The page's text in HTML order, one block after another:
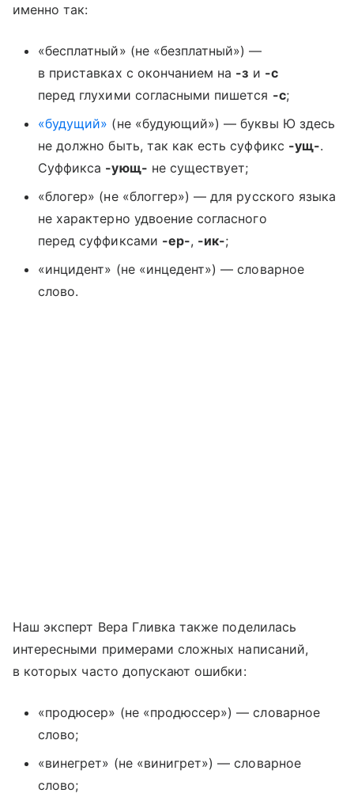
именно так:
«бесплатный» (не «безплатный») —
в приставках с окончанием на -з и -с
перед глухими согласными пишется -с;
«будущий» (не «будующий») — буквы Ю здесь
не должно быть, так как есть суффикс -ущ-.
Суффикса -ующ- не существует;
«блогер» (не «блоггер») — для русского языка
не характерно удвоение согласного
перед суффиксами -ер-, -ик-;
«инцидент» (не «инцедент») — словарное
слово.
Наш эксперт Вера Гливка также поделилась
интересными примерами сложных написаний,
в которых часто допускают ошибки:
«продюсер» (не «продюссер») — словарное
слово;
«винегрет» (не «винигрет») — словарное
слово;